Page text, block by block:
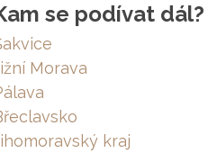
se podívat dál?
Morava
kraj